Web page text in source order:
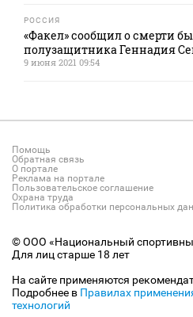
РОССИЯ
«Факел» сообщил о смерти
полузащитника Геннадия
9 июня 2021 09:54
Помощь
Обратная связь
О портале
Реклама на портале
Пользовательское соглашение
Охрана труда
Политика обработки персональных
© ООО «Национальный
Для лиц старше 18 лет
На сайте применяются
Подробнее в Правилах
технологий